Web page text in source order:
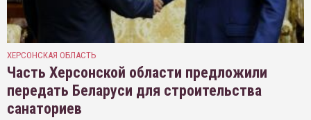
ХЕРСОНСКАЯ ОБЛАСТЬ
Часть Херсонской области предложили
передать Беларуси для строительства
санаториев